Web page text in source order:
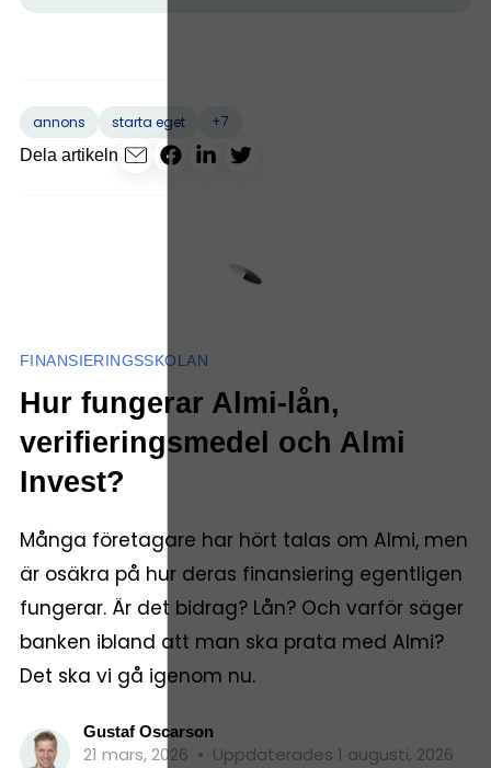
annons starta eget
+7
Dela artikeln
FINANSIERINGSSKOLAN
Hur fungerar Almi-lån,
verifieringsmedel och Almi
Invest?
Många företagare har hört talas om Almi, men
är osäkra på hur deras finansiering egentligen
fungerar. Är det bidrag? Lån? Och varför säger
banken ibland att man ska prata med Almi?
Det ska vi gå igenom nu.
Gustaf Oscarson
21 mars, 2026 • Uppdaterades 1 augusti, 2026